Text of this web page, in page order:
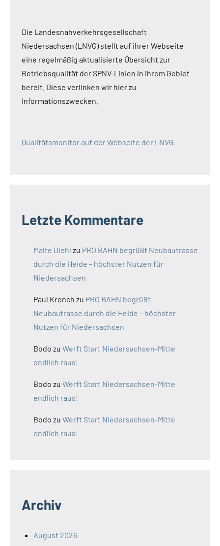
Die Landesnahverkehrsgesellschaft
Niedersachsen (LNVG) stellt auf ihrer Webseite
eine regelmäßig aktualisierte Übersicht zur
Betriebsqualität der SPNV-Linien in ihrem Gebiet
bereit. Diese verlinken wir hier zu
Informationszwecken.
Qualitätsmonitor auf der Webseite der LNVG
Letzte Kommentare
Malte Diehl zu PRO BAHN begrüßt Neubautrasse
durch die Heide – höchster Nutzen für
Niedersachsen
Paul Krench zu PRO BAHN begrüßt
Neubautrasse durch die Heide – höchster
Nutzen für Niedersachsen
Bodo zu Werft Start Niedersachsen-Mitte
endlich raus!
Bodo zu Werft Start Niedersachsen-Mitte
endlich raus!
Bodo zu Werft Start Niedersachsen-Mitte
endlich raus!
Archiv
August 2026